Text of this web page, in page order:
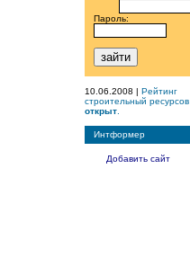
Пароль:
10.06.2008 | Рейтинг
строительный ресурсов
открыт.
Интформер
Добавить сайт